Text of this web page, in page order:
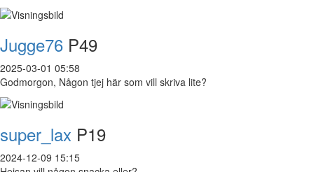
Jugge76 P49
2025-03-01 05:58
Godmorgon, Någon tjej här som vill skriva lite?
super_lax P19
2024-12-09 15:15